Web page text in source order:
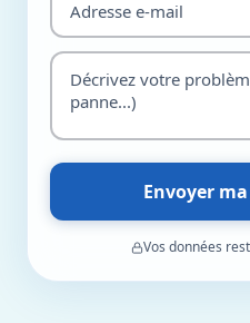
Envoyer
Vos données